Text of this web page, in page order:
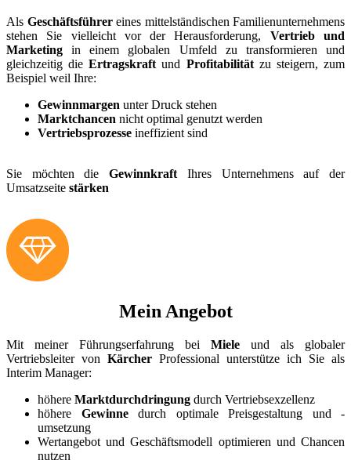
Als Geschäftsführer eines mittelständischen Familienunternehmens
stehen Sie vielleicht vor der Herausforderung, Vertrieb und
Marketing in einem globalen Umfeld zu transformieren und
gleichzeitig dieErtragskraftund Profitabilität zu steigern, zum
Beispiel weil Ihre:
Gewinnmargen unter Druck stehen
Marktchancen nicht optimal genutzt werden
Vertriebsprozesse ineffizient sind
Sie möchten dieGewinnkraftIhres Unternehmens auf der
Umsatzseite stärken
Mein Angebot
Mit meiner Führungserfahrung bei Miele und als globaler
Vertriebsleiter von Kärcher Professional unterstütze ich Sie als
Interim Manager:
höhere Marktdurchdringung durch Vertriebsexzellenz
höhere Gewinne durch optimale Preisgestaltung und -
umsetzung
Wertangebot und Geschäftsmodell optimieren und Chancen
nutzen